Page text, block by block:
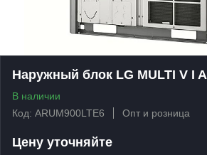
Наружный блок LG MULTI V I
В наличии
Код: ARUM900LTE6
Опт и розница
Цену уточняйте